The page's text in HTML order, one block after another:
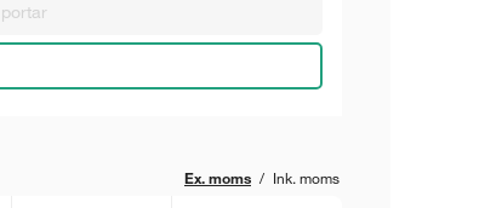
Ex. moms / Ink. moms